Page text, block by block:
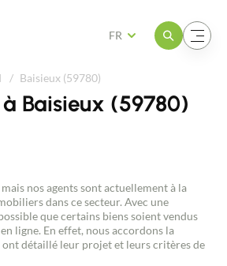
Ouvrir le menuOuvrir le menu
FR
Baisieux (59780)
Baisieux (59780)
nos agents sont actuellement à la
dans ce secteur. Avec une
que certains biens soient vendus
ligne. En effet, nous accordons la
détaillé leur projet et leurs critères de